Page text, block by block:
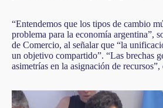
“Entendemos que los tipos de cambio
problema para la economía argentina”,
de Comercio, al señalar que “la
un objetivo compartido”. “Las brechas
asimetrías en la asignación de recursos”,